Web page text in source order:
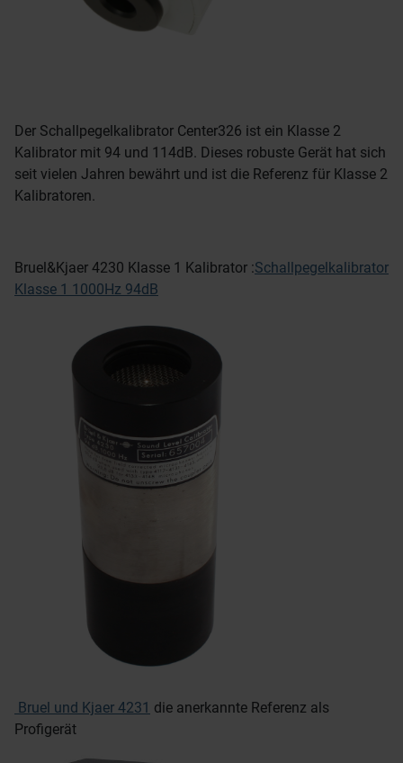
Der Schallpegelkalibrator Center326 ist ein Klasse 2
Kalibrator mit 94 und 114dB. Dieses robuste Gerät hat sich
seit vielen Jahren bewährt und ist die Referenz für Klasse 2
Kalibratoren.
Bruel&Kjaer 4230 Klasse 1 Kalibrator :Schallpegelkalibrator
Klasse 1 1000Hz 94dB
Bruel und Kjaer 4231 die anerkannte Referenz als
Profigerät